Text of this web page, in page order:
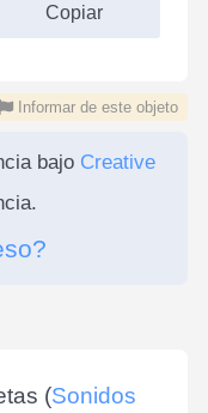
Copiar
Informar de este objeto
bajo Creative
(Sonidos